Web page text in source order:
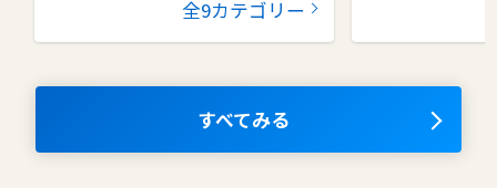
コラボレーションツール
ナレッジマネジメントツール
全9カテゴリー
タレントマ
OKRツール
すべてみる